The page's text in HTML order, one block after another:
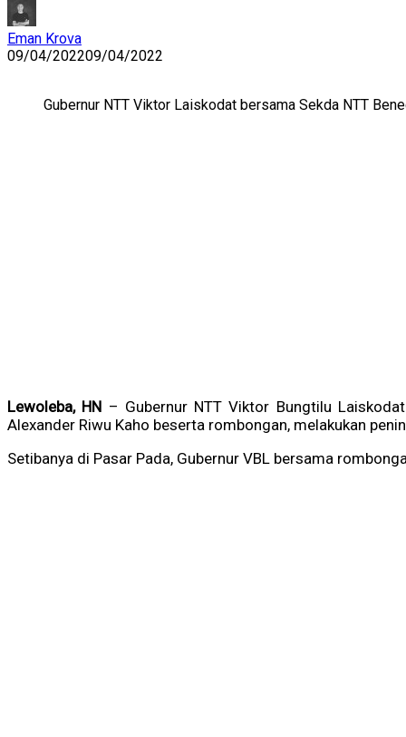
Eman Krova
09/04/202209/04/2022
Gubernur NTT Viktor Laiskodat bersama Sekda NTT
Lewoleba, HN – Gubernur NTT Viktor Bungtilu
Alexander Riwu Kaho beserta rombongan, melakukan
Setibanya di Pasar Pada, Gubernur VBL bersama